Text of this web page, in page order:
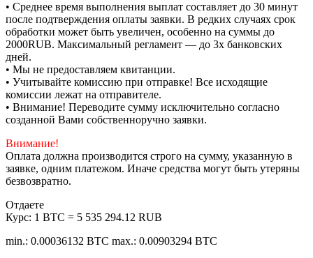
• Среднее время выполнения выплат составляет до 30 минут
после подтверждения оплаты заявки. В редких случаях срок
обработки может быть увеличен, особенно на суммы до
2000RUB. Максимальный регламент — до 3х банковских
дней.
• Мы не предоставляем квитанции.
• Учитывайте комиссию при отправке! Все исходящие
комиссии лежат на отправителе.
• Внимание! Переводите сумму исключительно согласно
созданной Вами собственноручно заявки.
Внимание!
Оплата должна производится строго на сумму, указанную в
заявке, одним платежом. Иначе средства могут быть утеряны
безвозвратно.
Отдаете
Курс: 1 BTC = 5 535 294.12 RUB
min.: 0.00036132 BTC max.: 0.00903294 BTC